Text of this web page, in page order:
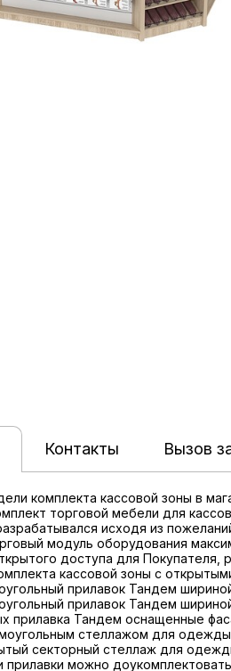
Контакты Вызов
комплекта кассовой зоны в
торговой мебели для
исходя из
модуль оборудования
доступа для
кассовой зоны с
прилавок Тандем
прилавок Тандем
прилавка Тандем оснащенные
стеллажом для
секторный стеллаж для
прилавки можно